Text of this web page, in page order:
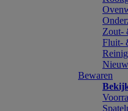
Zout-
Fluit-
Bewaren